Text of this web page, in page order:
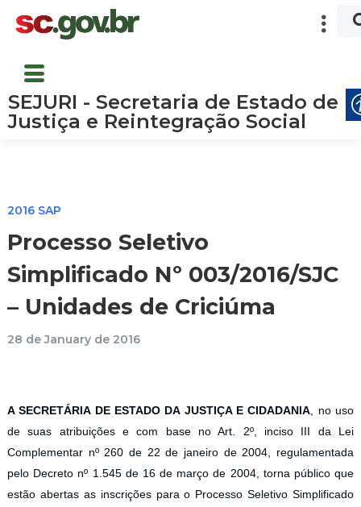
SEJURI - Secretaria de Estado de
Justiça e Reintegração Social
2016 SAP
Processo Seletivo
Simplificado Nº 003/2016/SJC
– Unidades de Criciúma
28 de January de 2016
A SECRETÁRIA DE ESTADO DA JUSTIÇA E CIDADANIA , no uso
de suas atribuições e com base no Art. 2º, inciso III da Lei
Complementar nº 260 de 22 de janeiro de 2004, regulamentada
pelo Decreto nº 1.545 de 16 de março de 2004, torna público que
estão abertas as inscrições para o Processo Seletivo Simplificado